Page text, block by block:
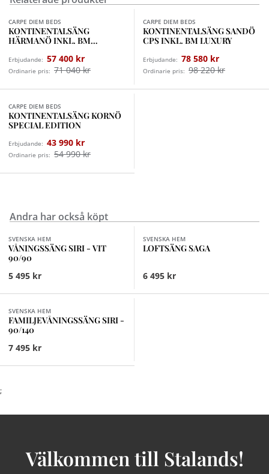
CARPE DIEM BEDS
KONTINENTALSÄNG
HÄRMANÖ INKL. BM
Erbjudande: 57 400 kr
Ordinarie pris: 71 040 kr
CARPE DIEM BEDS
KONTINENTALSÄNG SANDÖ
CPS INKL. BM LUXURY
Erbjudande: 78 580 kr
Ordinarie pris: 98 220 kr
CARPE DIEM BEDS
KONTINENTALSÄNG KORNÖ
SPECIAL EDITION
Erbjudande: 43 990 kr
Ordinarie pris: 54 990 kr
Andra har också köpt
SVENSKA HEM
VÅNINGSSÄNG SIRI - VIT
90/90
5 495 kr
SVENSKA HEM
LOFTSÄNG SAGA
6 495 kr
SVENSKA HEM
FAMILJEVÅNINGSSÄNG SIRI -
90/140
7 495 kr
;
Välkommen till Stalands!